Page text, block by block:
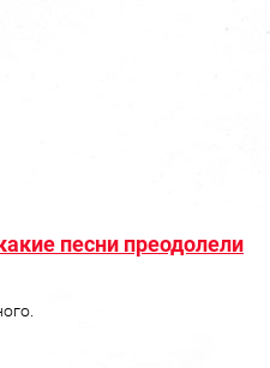
песни преодолели